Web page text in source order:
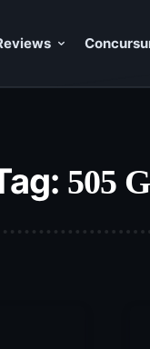
505